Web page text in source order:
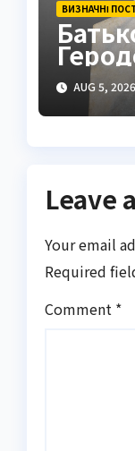
ВИЗНАЧНІ
таAUG 5, 2026
Leave
Your email
Required
Comment *